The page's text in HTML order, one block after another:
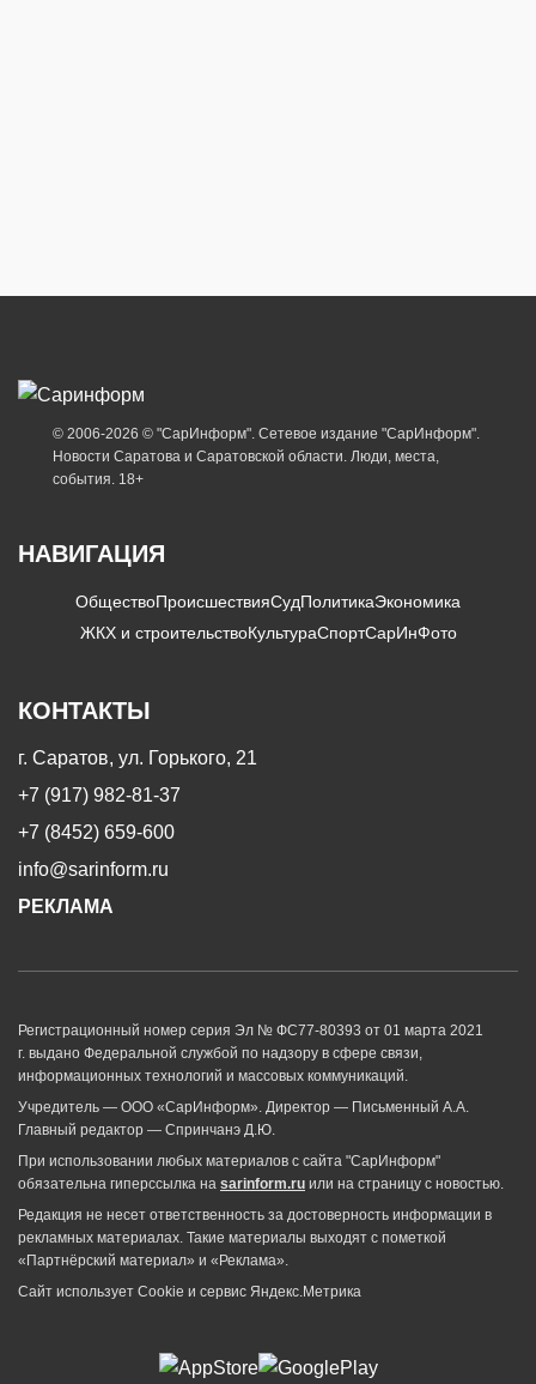
© 2006-2026 © "СарИнформ". Сетевое издание "СарИнформ".
Новости Саратова и Саратовской области. Люди, места,
события. 18+
НАВИГАЦИЯ
ОбществоПроисшествияСудПолитикаЭкономика
ЖКХ и строительствоКультураСпортСарИнФото
КОНТАКТЫ
г. Саратов, ул. Горького, 21
+7 (917) 982-81-37
+7 (8452) 659-600
info@sarinform.ru
РЕКЛАМА
Регистрационный номер серия Эл № ФС77-80393 от 01 марта 2021
г. выдано Федеральной службой по надзору в сфере связи,
информационных технологий и массовых коммуникаций.
Учредитель — ООО «СарИнформ». Директор — Письменный А.А.
Главный редактор — Спринчанэ Д.Ю.
При использовании любых материалов с сайта "СарИнформ"
обязательна гиперссылка на sarinform.ru или на страницу с новостью.
Редакция не несет ответственность за достоверность информации в
рекламных материалах. Такие материалы выходят с пометкой
«Партнёрский материал» и «Реклама».
Сайт использует Cookie и сервиc Яндекс.Метрика